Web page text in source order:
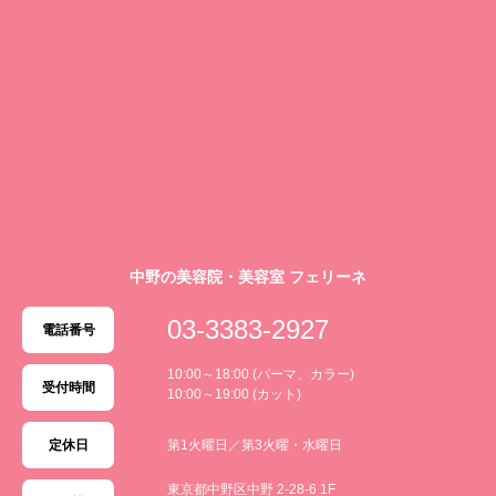
中野の美容院・美容室 フェリーネ
電話番号 03-3383-2927
受付時間
10:00～18:00 (パーマ、カラー)
10:00～19:00 (カット)
定休日 第1火曜日／第3火曜・水曜日
東京都中野区中野 2-28-6 1F